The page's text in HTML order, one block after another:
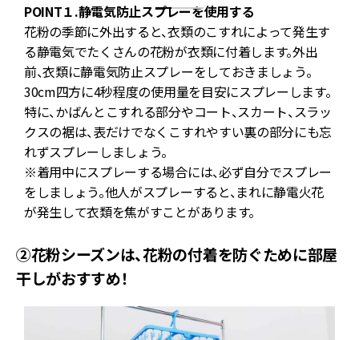
POINT１.静電気防止スプレーを使用する
花粉の季節に外出すると、衣類のこすれによって発生す
る静電気でたくさんの花粉が衣類に付着します。外出
前、衣類に静電気防止スプレーをしておきましょう。
30cm四方に4秒程度の使用量を目安にスプレーします。
特に、かばんとこすれる部分やコート、スカート、スラッ
クスの裾は、表だけでなくこすれやすい裏の部分にも忘
れずスプレーしましょう。
※着用中にスプレーする場合には、必ず自分でスプレー
をしましょう。他人がスプレーすると、まれに静電火花
が発生して衣類を焦がすことがあります。
②花粉シーズンは、花粉の付着を防ぐために部屋
干しがおすすめ！